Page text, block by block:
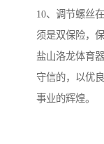
10、调节螺丝
须是双保险，
盐山洛龙体育
守信的，以优
事业的辉煌。